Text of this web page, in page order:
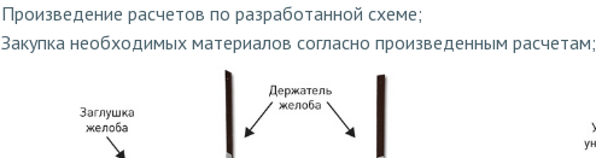
Произведение расчетов по разработанной схеме;
Закупка необходимых материалов согласно произведенным расчетам;